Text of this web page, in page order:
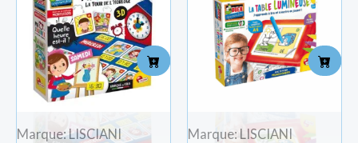
Marque: LISCIANI
Marque: LISCIANI